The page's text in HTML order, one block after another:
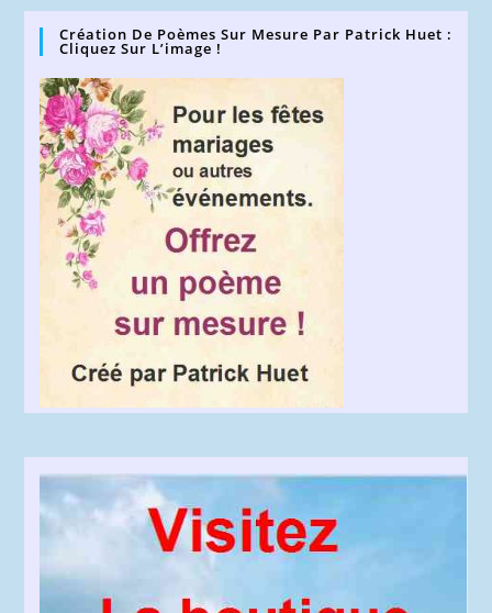
Création De Poèmes Sur Mesure Par Patrick Huet :
Cliquez Sur L’image !